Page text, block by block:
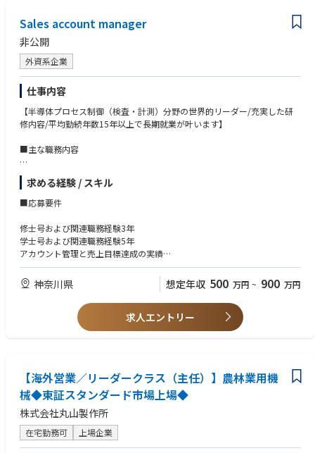
Sales account manager
非公開
外資系企業
仕事内容
【半導体プロセス制御（検査・計測）分野の世界的リーダー/充実した研
修内容/平均勤続年数15年以上で長期就業が叶います】
■主な職務内容
営業関連活動全般において、顧客に対するKLAの代表者としての役割、お
よびKLAに対する顧客の代表者としての役割を担う。
収益目標および成長目標の達成に向け、戦略的アカウント計画を策定・実
顧客のニーズを特定し、KLAの製品ポートフォリオを活用したカスタマイ
ズソリューションを提案する。
製品ロードマップおよび技術的能力を顧客に提示する。
する。
会社方針に沿った価格見積書および契約書の作成・交渉を行う。
受注処理、納期、売掛金の進捗を監視・フォローアップする。
顧客とのやり取りや訪問内容の詳細な記録を管理する。
エンジニアリング、マーケティング、カスタマーサポートチームと部門横
■グループ／部門
半導体プロセス制御（Semi PC）事業部門は、AI、データセンター、自動
車、電子機器など、現在および将来の技術を支えるチップの高品質な生産
を保証する包括的な製品ポートフォリオの設計、構築、販売、サポートを
行っています。Semi PCの差別化された検査・計測・データ分析システム
求める経験 / スキル
■応募要件
修士号および関連職務経験3年
学士号および関連職務経験5年
アカウント管理と売上目標達成の実績
日本語・英語によるコミュニケーション能力と交渉力
日本語能力試験N1（ネイティブレベル)
英語（ビジネスレベル）
自律的に業務を遂行し、クロスファンクショナルチームを率いる能力
分析的思考と問題解決能力
Master's Level Degree and related work experience of 3 years;
Bachelor's Level Degree and related work experience of 5 years
Proven track record of managing complex accounts and achieving sales
targets.
Strong communication and negotiation skills in both Japanese and Engl
ish.
神奈川県 想定年収 500 万円 ~ 900 万円
求人エントリー
【海外営業／リーダークラス（主任）】農林業用機
械◆東証スタンダード市場上場◆
株式会社丸山製作所
在宅勤務可 上場企業